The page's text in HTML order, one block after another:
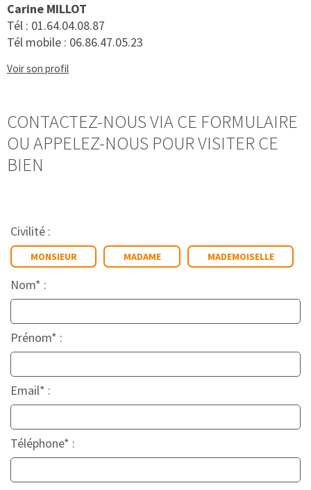
Carine MILLOT
Tél : 01.64.04.08.87
Tél mobile : 06.86.47.05.23
Voir son profil
CONTACTEZ-NOUS VIA CE FORMULAIRE
OU APPELEZ-NOUS POUR VISITER CE
BIEN
Civilité :
MONSIEUR MADAME MADEMOISELLE
Nom* :
Prénom* :
Email* :
Téléphone* :